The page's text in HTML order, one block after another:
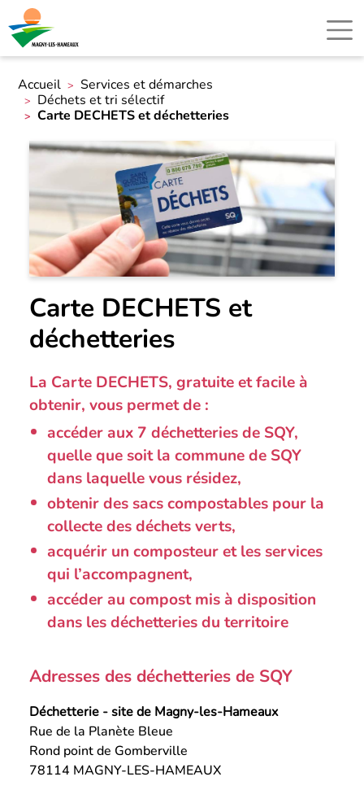
Accueil
Services et démarches
Déchets et tri sélectif
Carte DECHETS et déchetteries
Carte DECHETS et
déchetteries
La Carte DECHETS, gratuite et facile à
obtenir, vous permet de :
accéder aux 7 déchetteries de SQY,
quelle que soit la commune de SQY
dans laquelle vous résidez,
obtenir des sacs compostables pour la
collecte des déchets verts,
acquérir un composteur et les services
qui l’accompagnent,
accéder au compost mis à disposition
dans les déchetteries du territoire
Adresses des déchetteries de SQY
Déchetterie - site de Magny-les-Hameaux
Rue de la Planète Bleue
Rond point de Gomberville
78114 MAGNY-LES-HAMEAUX